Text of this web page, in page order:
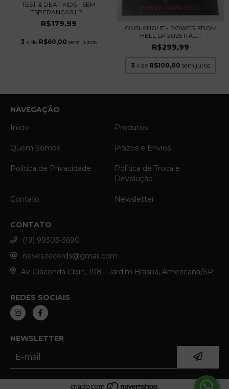
TEST & DEAF KIDS - SEM
ESPERANÇAS LP...
R$179,99
3 x de R$60,00 sem juros
ONSLAUGHT - POWER FROM
HELL LP 2025 ITÁL...
R$299,99
3 x de R$100,00 sem juros
NAVEGAÇÃO
Início
Produtos
Quem Somos Prazos e Envios
Política de Privacidade
Política de Troca e
Devolução
Contato Newsletter
CONTATO
(19) 99303-3690
neves.records@gmail.com
Av Giaconda Cibin, 108 - Jardim Brasilia, Americana/SP
REDES SOCIAIS
NEWSLETTER